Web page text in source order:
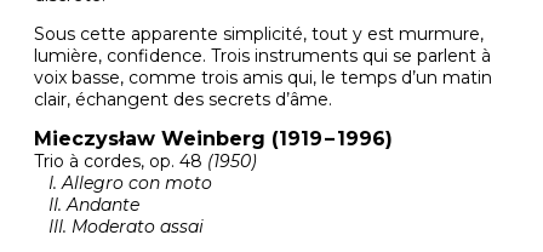
Sous cette apparente simplicité, tout y est murmure,
lumière, confidence. Trois instruments qui se parlent à
voix basse, comme trois amis qui, le temps d’un matin
clair, échangent des secrets d’âme.
Mieczysław Weinberg (1919 – 1996)
Trio à cordes, op. 48 (1950)
I. Allegro con moto
II. Andante
III. Moderato assai